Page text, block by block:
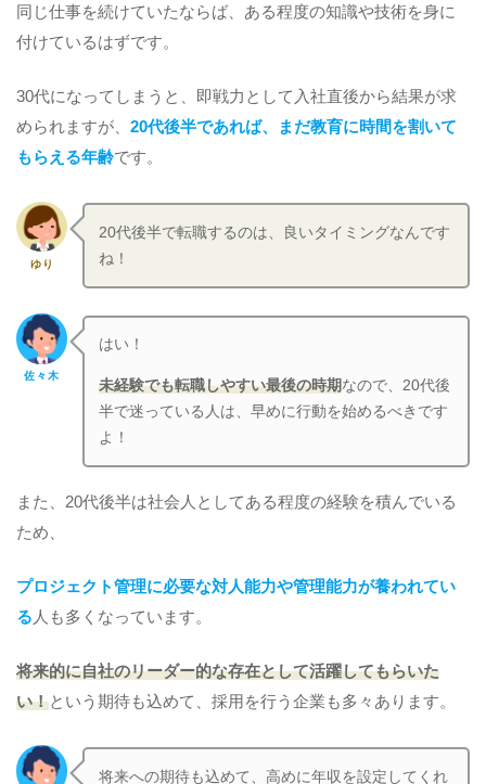
同じ仕事を続けていたならば、ある程度の知識や技術を身に
付けているはずです。
30代になってしまうと、即戦力として入社直後から結果が求
められますが、 20代後半であれば、まだ教育に時間を割いて
もらえる年齢です。
ゆり
20代後半で転職するのは、良いタイミングなんです
ね！
佐々木
はい！
未経験でも転職しやすい最後の時期 なので、20代後
半で迷っている人は、早めに行動を始めるべきです
よ！
また、20代後半は社会人としてある程度の経験を積んでいる
ため、
プロジェクト管理に必要な対人能力や管理能力が養われてい
る 人も多くなっています。
将来的に自社のリーダー的な存在として活躍してもらいた
い！という期待も込めて、採用を行う企業も多々あります。
将来への期待も込めて、高めに年収を設定してくれ